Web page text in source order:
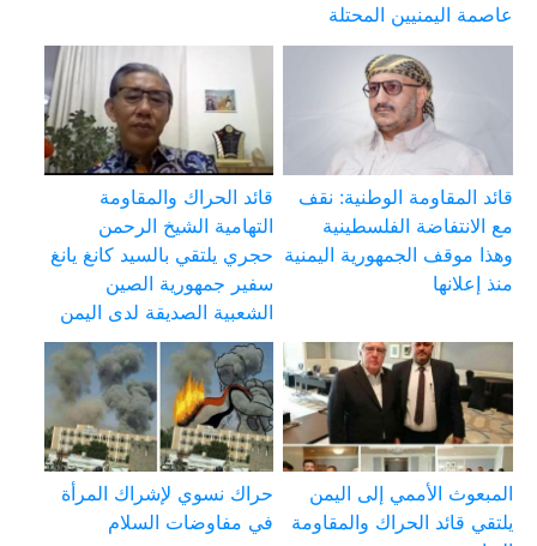
عاصمة اليمنيين المحتلة
قائد المقاومة الوطنية: نقف
مع الانتفاضة الفلسطينية
وهذا موقف الجمهورية اليمنية
منذ إعلانها
قائد الحراك والمقاومة
التهامية الشيخ الرحمن
حجري يلتقي بالسيد كانغ يانغ
سفير جمهورية الصين
الشعبية الصديقة لدى اليمن
المبعوث الأممي إلى اليمن
يلتقي قائد الحراك والمقاومة
حراك نسوي لإشراك المرأة
في مفاوضات السلام